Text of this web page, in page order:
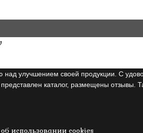
над улучшением своей продукции. С
каталог, размещены отзывы.
использовании cookies